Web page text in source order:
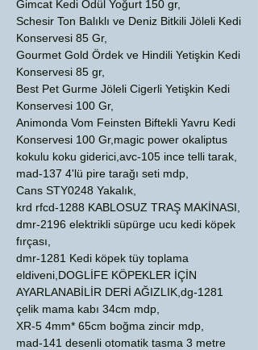
Gimcat Kedi Ödül Yoğurt 150 gr,
Schesir Ton Balıklı ve Deniz Bitkili Jöleli Kedi
Konservesi 85 Gr,
Gourmet Gold Ördek ve Hindili Yetişkin Kedi
Konservesi 85 gr,
Best Pet Gurme Jöleli Cigerli Yetişkin Kedi
Konservesi 100 Gr,
Animonda Vom Feinsten Biftekli Yavru Kedi
Konservesi 100 Gr,magic power okaliptus
kokulu koku giderici,avc-105 ince telli tarak,
mad-137 4'lü pire tarağı seti mdp,
Cans STY0248 Yakalık,
krd rfcd-1288 KABLOSUZ TRAŞ MAKİNASI,
dmr-2196 elektrikli süpürge ucu kedi köpek
fırçası,
dmr-1281 Kedi köpek tüy toplama
eldiveni,DOGLİFE KÖPEKLER İÇİN
AYARLANABİLİR DERİ AĞIZLIK,dg-1281
çelik mama kabı 34cm mdp,
XR-5 4mm* 65cm boğma zincir mdp,
mad-141 desenli otomatik tasma 3 metre